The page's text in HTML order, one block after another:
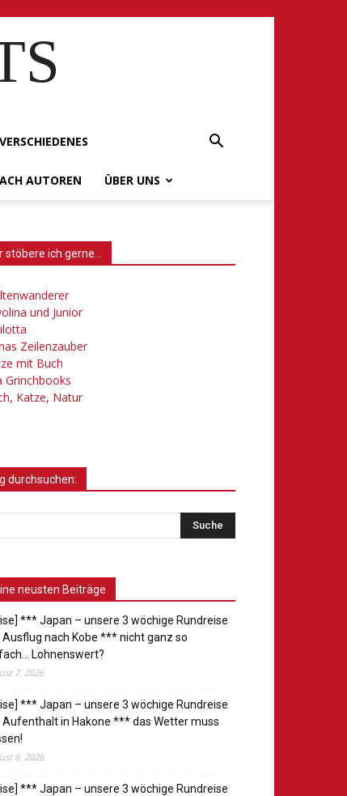
VERSCHIEDENES
AUTOREN ÜBER UNS
stöbere ich gerne…
und Junior
Zeilenzauber
mit Buch
Grinchbooks
Katze, Natur
durchsuchen:
neusten Beiträge
*** Japan – unsere 3 wöchige Rundreise
nach Kobe *** nicht ganz so
Lohnenswert?
7, 2026
*** Japan – unsere 3 wöchige Rundreise
in Hakone *** das Wetter muss
6, 2026
*** Japan – unsere 3 wöchige Rundreise